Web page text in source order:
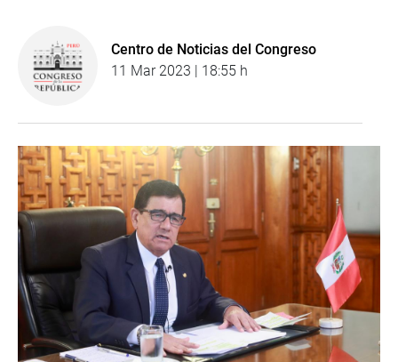
Centro de Noticias del Congreso
11 Mar 2023 | 18:55 h